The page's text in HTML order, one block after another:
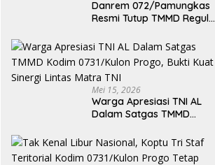
Danrem 072/Pamungkas
Resmi Tutup TMMD Reguler
Progo
Mei 15, 2026
Warga Apresiasi TNI AL
Dalam Satgas TMMD
Bukti Kuat Sinergi Lintas
Matra TNI